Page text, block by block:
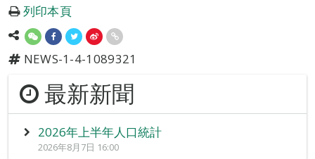
列印本頁
NEWS-1-4-1089321
最新新聞
2026年上半年人口統計
2026年8月7日 16:00